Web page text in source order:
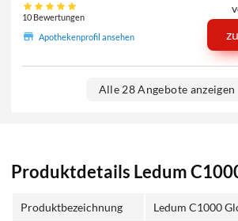
10 Bewertungen
Apothekenprofil ansehen
Alle 28 Angebote anzeigen
Produktdetails Ledum
Produktbezeichnung Ledum C1000